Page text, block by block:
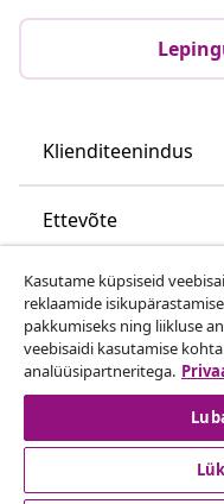
Klienditeenindus
Ettevõte
vidaXL
Vaata rohkem
Kasutame küpsiseid
reklaamide
pakkumiseks ning liikluse
veebisaidi kasutamise
analüüsipartneritega.